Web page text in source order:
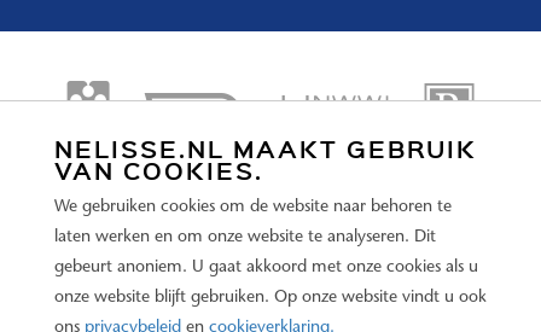
NELISSE.NL MAAKT GEBRUIK
VAN COOKIES.
We gebruiken cookies om de website naar behoren te
laten werken en om onze website te analyseren. Dit
gebeurt anoniem. U gaat akkoord met onze cookies als u
onze website blijft gebruiken. Op onze website vindt u ook
ons privacybeleid en cookieverklaring.